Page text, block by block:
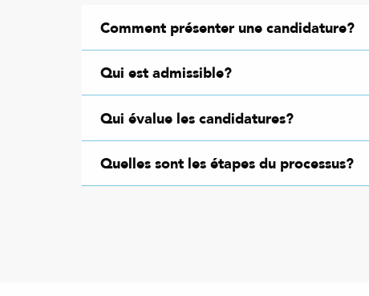
Comment présenter une candidature?
Qui est admissible?
Qui évalue les candidatures?
Quelles sont les étapes du processus?